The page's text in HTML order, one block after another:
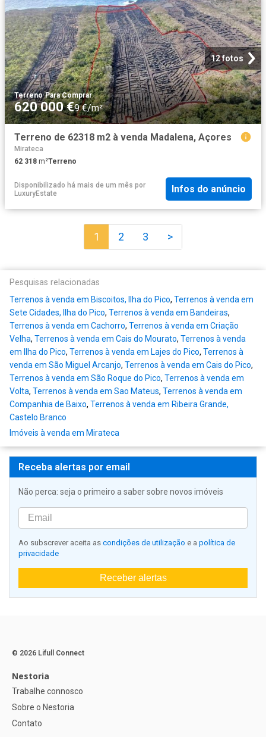
12 fotos
Terreno·Para Comprar
620 000 €9 €/m²
Terreno de 62318 m2 à venda Madalena, Açores
Mirateca
62 318 m²Terreno
Disponibilizado há mais de um mês por
LuxuryEstate
Infos do anúncio
1 2 3 >
Pesquisas relacionadas
Terrenos à venda em Biscoitos, Ilha do Pico, Terrenos à venda em
Sete Cidades, Ilha do Pico, Terrenos à venda em Bandeiras,
Terrenos à venda em Cachorro, Terrenos à venda em Criação
Velha, Terrenos à venda em Cais do Mourato, Terrenos à venda
em Ilha do Pico, Terrenos à venda em Lajes do Pico, Terrenos à
venda em São Miguel Arcanjo, Terrenos à venda em Cais do Pico,
Terrenos à venda em São Roque do Pico, Terrenos à venda em
Volta, Terrenos à venda em Sao Mateus, Terrenos à venda em
Companhia de Baixo, Terrenos à venda em Ribeira Grande,
Castelo Branco
Imóveis à venda em Mirateca
Receba alertas por email
Não perca: seja o primeiro a saber sobre novos imóveis
Ao subscrever aceita as condições de utilização e a política de
privacidade
Receber alertas
© 2026 Lifull Connect
Nestoria
Trabalhe connosco
Sobre o Nestoria
Contato